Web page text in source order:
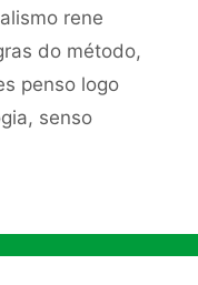
rene
do método,
penso logo
, senso